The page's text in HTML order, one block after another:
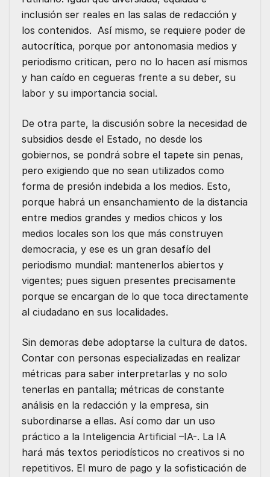
inclusión ser reales en las salas de redacción y
los contenidos. Así mismo, se requiere poder de
autocrítica, porque por antonomasia medios y
periodismo critican, pero no lo hacen así mismos
y han caído en cegueras frente a su deber, su
labor y su importancia social.
De otra parte, la discusión sobre la necesidad de
subsidios desde el Estado, no desde los
gobiernos, se pondrá sobre el tapete sin penas,
pero exigiendo que no sean utilizados como
forma de presión indebida a los medios. Esto,
porque habrá un ensanchamiento de la distancia
entre medios grandes y medios chicos y los
medios locales son los que más construyen
democracia, y ese es un gran desafío del
periodismo mundial: mantenerlos abiertos y
vigentes; pues siguen presentes precisamente
porque se encargan de lo que toca directamente
al ciudadano en sus localidades.
Sin demoras debe adoptarse la cultura de datos.
Contar con personas especializadas en realizar
métricas para saber interpretarlas y no solo
tenerlas en pantalla; métricas de constante
análisis en la redacción y la empresa, sin
subordinarse a ellas. Así como dar un uso
práctico a la Inteligencia Artificial –IA-. La IA
hará más textos periodísticos no creativos si no
repetitivos. El muro de pago y la sofisticación de